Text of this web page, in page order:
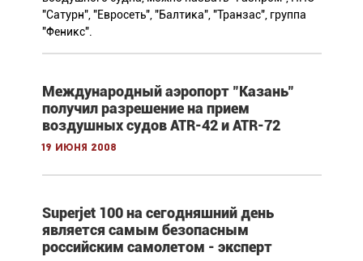
"Сатурн", "Евросеть", "Балтика", "Транзас", группа
"Феникс".
Международный аэропорт "Казань"
получил разрешение на прием
воздушных судов ATR-42 и ATR-72
19 июня 2008
Superjet 100 на сегодняшний день
является самым безопасным
российским самолетом - эксперт